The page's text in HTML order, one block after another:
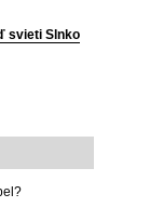
svieti Slnko